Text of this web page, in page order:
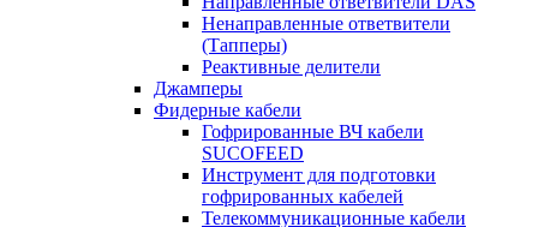
Ненаправленные ответвители
(Тапперы)
Реактивные делители
Джамперы
Фидерные кабели
Гофрированные ВЧ кабели
SUCOFEED
Инструмент для подготовки
гофрированных кабелей
Телекоммуникационные кабели